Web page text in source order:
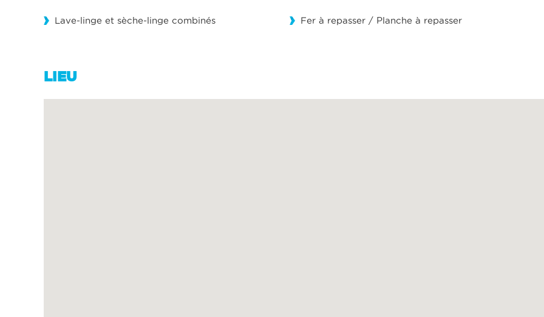
Lave-linge et sèche-linge combinés Fer à repasser / Planche à repasser
LIEU